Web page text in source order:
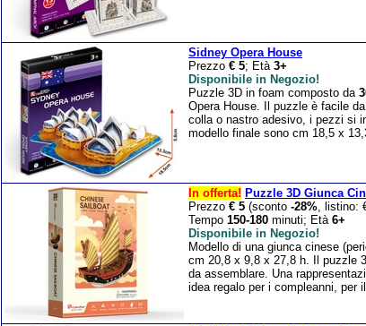
Sidney Opera House
Prezzo € 5; Età 3+
Disponibile in Negozio!
Puzzle 3D in foam composto da
Opera House. Il puzzle è facile
colla o nastro adesivo, i pezzi si
modello finale sono cm 18,5 x
In offerta! Puzzle 3D Giunca
Prezzo € 5 (sconto -28%, listino:
Tempo 150-180 minuti; Età 6+
Disponibile in Negozio!
Modello di una giunca cinese
cm 20,8 x 9,8 x 27,8 h. Il puzzle
da assemblare. Una
idea regalo per i compleanni, per